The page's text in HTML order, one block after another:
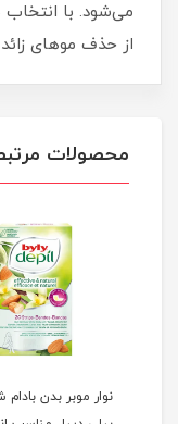
می‌شود. با انتخاب
از حذف موهای
محصولات
نوار موبر بدن بادام